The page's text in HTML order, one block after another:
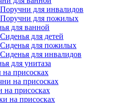
Поручни для инвалидов
Поручни для пожилых
для ванной
Сиденья для детей
Сиденья для пожилых
Сиденья для инвалидов
для унитаза
на присосках
на присосках
на присосках
на присосках